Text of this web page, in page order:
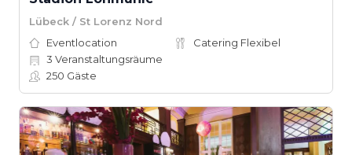
Lübeck / St Lorenz Nord
Eventlocation
Catering Flexibel
3 Veranstaltungsräume
250 Gäste